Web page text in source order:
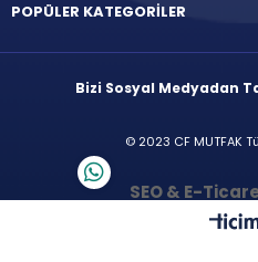
POPÜLER KATEGORİLER
Bizi Sosyal Medyadan
© 2023 CF MUTFAK
SEO & E-